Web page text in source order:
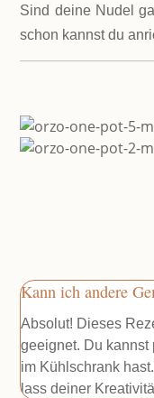
Sind deine Nudel
schon kannst du
Kann ich andere
Absolut! Dieses
geeignet. Du
im Kühlschrank
lass deiner